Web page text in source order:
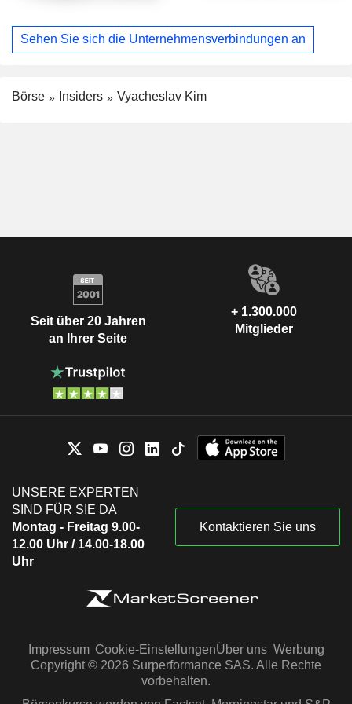
Sehen Sie sich die Unternehmensverbindungen an
Börse Insiders Vyacheslav Kim
Seit über 20 Jahren
an Ihrer Seite
+ 1.300.000
Mitglieder
UNSERE EXPERTEN
SIND FÜR SIE DA
Montag - Freitag 9.00-
12.00 Uhr / 14.00-18.00
Uhr
Kontaktieren Sie uns
Impressum Cookie-EinstellungenÜber uns Werbung
Copyright © 2026 Surperformance SAS. Alle Rechte
vorbehalten.